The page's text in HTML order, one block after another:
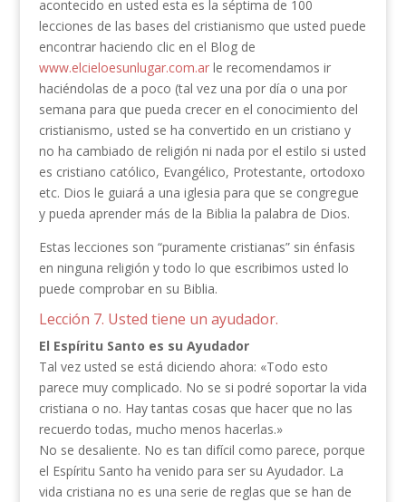
acontecido en usted esta es la séptima de 100
lecciones de las bases del cristianismo que usted puede
encontrar haciendo clic en el Blog de
www.elcieloesunlugar.com.arle recomendamos ir
haciéndolas de a poco (tal vez una por día o una por
semana para que pueda crecer en el conocimiento del
cristianismo, usted se ha convertido en un cristiano y
no ha cambiado de religión ni nada por el estilo si usted
es cristiano católico, Evangélico, Protestante, ortodoxo
etc. Dios le guiará a una iglesia para que se congregue
y pueda aprender más de la Biblia la palabra de Dios.
Estas lecciones son “puramente cristianas” sin énfasis
en ninguna religión y todo lo que escribimos usted lo
puede comprobar en su Biblia.
Lección 7. Usted tiene un ayudador.
El Espíritu Santo es su Ayudador
Tal vez usted se está diciendo ahora: «Todo esto
parece muy complicado. No se si podré soportar la vida
cristiana o no. Hay tantas cosas que hacer que no las
recuerdo todas, mucho menos hacerlas.»
No se desaliente. No es tan difícil como parece, porque
el Espíritu Santo ha venido para ser su Ayudador. La
vida cristiana no es una serie de reglas que se han de